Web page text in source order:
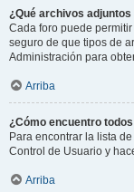
¿Qué archivos
Cada foro puede
seguro de que tipos de
Administración para
Arriba
¿Cómo encuentro
Para encontrar la lista
Control de Usuario y
Arriba